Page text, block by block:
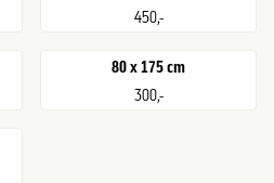
450,-
80 x 175 cm
300,-